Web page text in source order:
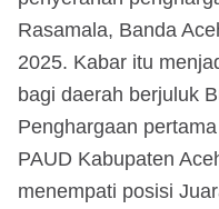
Rasamala, Banda
2025. Kabar itu
bagi daerah berjuluk
Penghargaan
PAUD Kabupaten
menempati posisi